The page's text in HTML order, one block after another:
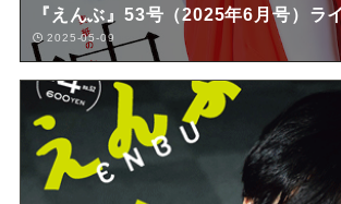
『えんぶ』53号（2025年6月号）ラ
2025-05-09